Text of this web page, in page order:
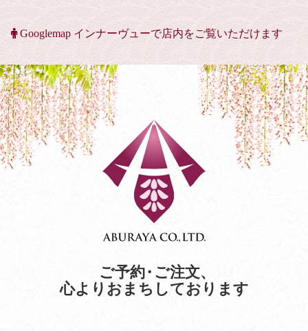
Googlemap インナーヴューで店内をご覧いただけます
ご予約・ご注文、
心よりおまちしております